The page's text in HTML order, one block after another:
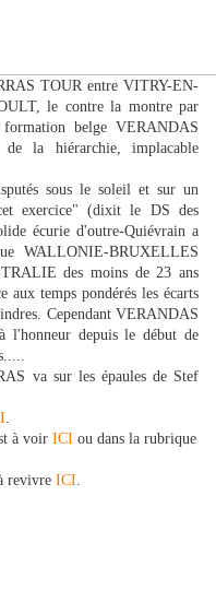
TOUR entre VITRY-EN-
le contre la montre par
belge VERANDAS
la hiérarchie, implacable
sous le soleil et sur un
exercice" (dixit le DS des
écurie d'outre-Quiévrain a
WALLONIE-BRUXELLES
des moins de 23 ans
aux temps pondérés les écarts
Cependant VERANDAS
l'honneur depuis le début de
va sur les épaules de Stef
.
à voir ICI ou dans la rubrique
revivre ICI.